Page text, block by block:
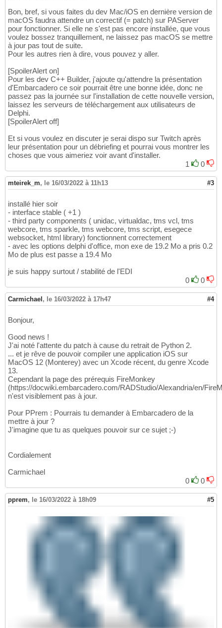
Bon, bref, si vous faites du dev Mac/iOS en dernière version de
macOS faudra attendre un correctif (= patch) sur PAServer
pour fonctionner. Si elle ne s'est pas encore installée, que vous
voulez bossez tranquillement, ne laissez pas macOS se mettre
à jour pas tout de suite.
Pour les autres rien à dire, vous pouvez y aller.
[SpoilerAlert on]
Pour les dev C++ Builder, j'ajoute qu'attendre la présentation
d'Embarcadero ce soir pourrait être une bonne idée, donc ne
passez pas la journée sur l'installation de cette nouvelle version,
laissez les serveurs de téléchargement aux utilisateurs de
Delphi.
[SpoilerAlert off]
Et si vous voulez en discuter je serai dispo sur Twitch après
leur présentation pour un débriefing et pourrai vous montrer les
choses que vous aimeriez voir avant d'installer.
1
0
mteirek_m, le 16/03/2022 à 11h13 #3
installé hier soir
- interface stable ( +1 )
- third party components ( unidac, virtualdac, tms vcl, tms
webcore, tms sparkle, tms webcore, tms script, esegece
websocket, html library) fonctionnent correctement
- avec les options delphi d'office, mon exe de 19.2 Mo a pris 0.2
Mo de plus est passe a 19.4 Mo
je suis happy surtout / stabilité de l'EDI
0
0
Carmichael , le 16/03/2022 à 17h47 #4
Bonjour,
Good news !
J'ai noté l'attente du patch à cause du retrait de Python 2.
... et je rêve de pouvoir compiler une application iOS sur
MacOS 12 (Monterey) avec un Xcode récent, du genre Xcode
13.
Cependant la page des prérequis FireMonkey
(https://docwiki.embarcadero.com/RADStudio/Alexandria/en/
n'est visiblement pas à jour.
Pour PPrem : Pourrais tu demander à Embarcadero de la
mettre à jour ?
J'imagine que tu as quelques pouvoir sur ce sujet ;-)
Cordialement
Carmichael
0
0
pprem, le 16/03/2022 à 18h09 #5